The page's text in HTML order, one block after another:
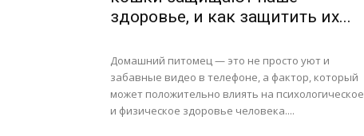
здоровье, и как защитить их...
Домашний питомец — это не просто уют и
забавные видео в телефоне, а фактор, который
может положительно влиять на психологическое
и физическое здоровье человека....